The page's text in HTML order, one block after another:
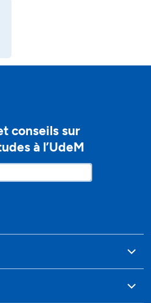
conseils sur
à l’UdeM